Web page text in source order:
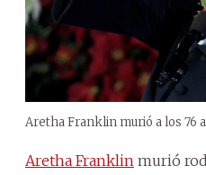
Aretha Franklin murió a los 76
Aretha Franklin murió